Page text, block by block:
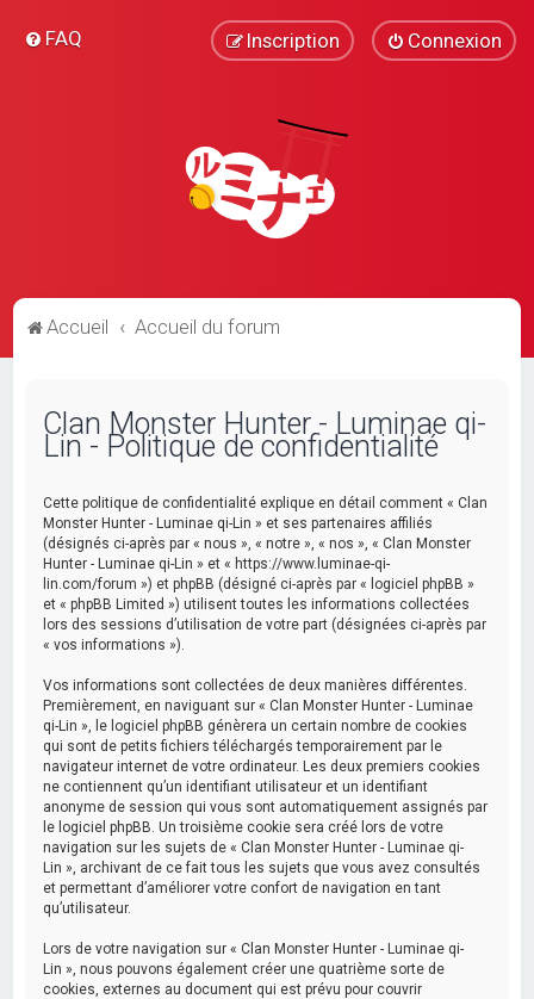
FAQ Connexion
Inscription
Accueil Accueil du forum
Clan Monster Hunter - Luminae qi-
Lin - Politique de confidentialité
Cette politique de confidentialité explique en détail comment « Clan
Monster Hunter - Luminae qi-Lin » et ses partenaires affiliés
(désignés ci-après par « nous », « notre », « nos », « Clan Monster
Hunter - Luminae qi-Lin » et « https://www.luminae-qi-
lin.com/forum ») et phpBB (désigné ci-après par « logiciel phpBB »
et « phpBB Limited ») utilisent toutes les informations collectées
lors des sessions d’utilisation de votre part (désignées ci-après par
« vos informations »).
Vos informations sont collectées de deux manières différentes.
Premièrement, en naviguant sur « Clan Monster Hunter - Luminae
qi-Lin », le logiciel phpBB génèrera un certain nombre de cookies
qui sont de petits fichiers téléchargés temporairement par le
navigateur internet de votre ordinateur. Les deux premiers cookies
ne contiennent qu’un identifiant utilisateur et un identifiant
anonyme de session qui vous sont automatiquement assignés par
le logiciel phpBB. Un troisième cookie sera créé lors de votre
navigation sur les sujets de « Clan Monster Hunter - Luminae qi-
Lin », archivant de ce fait tous les sujets que vous avez consultés
et permettant d’améliorer votre confort de navigation en tant
qu’utilisateur.
Lors de votre navigation sur « Clan Monster Hunter - Luminae qi-
Lin », nous pouvons également créer une quatrième sorte de
cookies, externes au document qui est prévu pour couvrir